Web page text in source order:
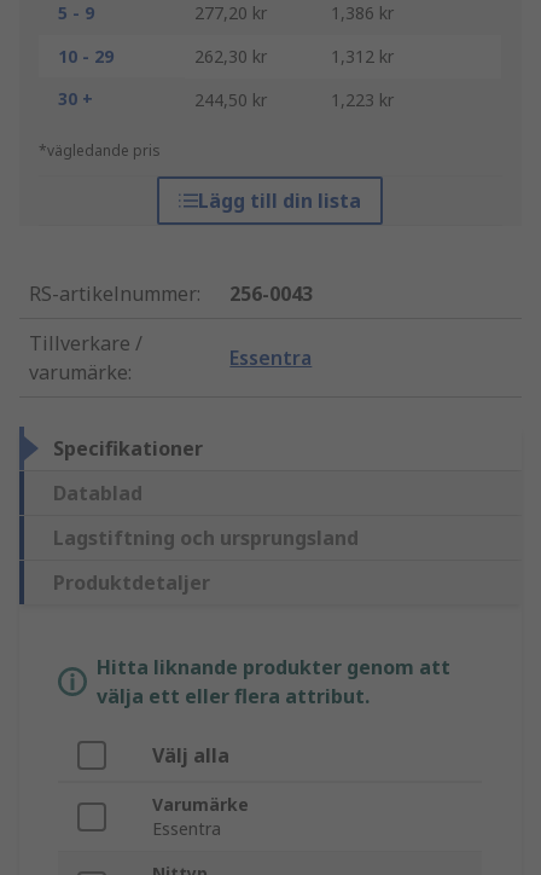
5 - 9
277,20 kr
1,386 kr
10 - 29
262,30 kr
1,312 kr
30 +
244,50 kr 1,223 kr
*vägledande pris
Lägg till din lista
RS-artikelnummer:
256-0043
Tillverkare /
varumärke:
Essentra
Specifikationer
Datablad
Lagstiftning och ursprungsland
Produktdetaljer
Hitta liknande produkter genom att
välja ett eller flera attribut.
Välj alla
Varumärke
Essentra